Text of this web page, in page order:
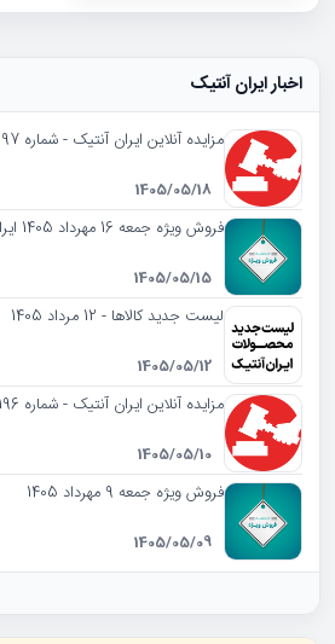
اخبار ایران آنتیک
مزایده آنلاین ایران آنتیک - شماره 197
1405/05/18
فروش ویژه جمعه 16 مهرداد 1405 ایران آنتیک + هدیه ویژه
1405/05/15
لیست جدید کالاها - 12 مرداد 1405
1405/05/12
مزایده آنلاین ایران آنتیک - شماره 196
1405/05/10
فروش ویژه جمعه 9 مهرداد 1405
1405/05/09